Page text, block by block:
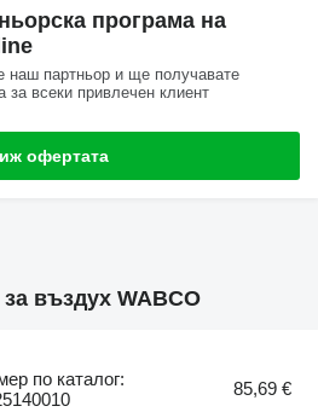
програма на
наш партньор и ще получавате
за всеки привлечен клиент
офертата
въздух WABCO
по каталог:
85,69 €